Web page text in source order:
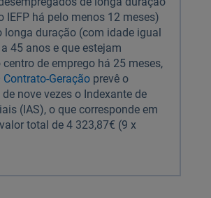
IEFP há pelo menos 12 meses)
longa duração (com idade igual
45 anos e que estejam
de emprego há 25 meses,
Contrato-Geraçãoprevê o
nove vezes o Indexante de
(IAS), o que corresponde em
total de 4 323,87€ (9 x